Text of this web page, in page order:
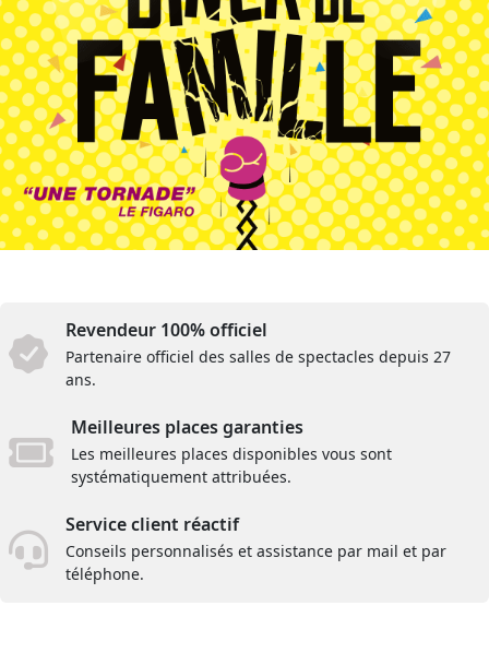
Revendeur 100% officiel
Partenaire officiel des salles de spectacles depuis 27
ans.
Meilleures places garanties
Les meilleures places disponibles vous sont
systématiquement attribuées.
Service client réactif
Conseils personnalisés et assistance par mail et par
téléphone.